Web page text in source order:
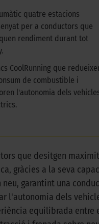
quatre estacions
per a conductors que
rendiment durant tot
CoolRunning que
de combustible i
l'autonomia dels
que desitgen
gràcies a la seva
garantint una
l'autonomia dels
equilibrada entre